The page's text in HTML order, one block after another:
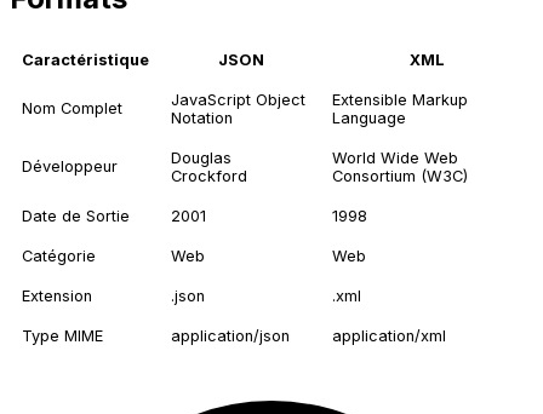
Caractéristique JSON XML
Nom Complet
JavaScript Object
Notation
Extensible Markup
Language
Développeur
Douglas
Crockford
World Wide Web
Consortium (W3C)
Date de Sortie 2001 1998
Catégorie Web Web
Extension .json .xml
Type MIME application/json application/xml